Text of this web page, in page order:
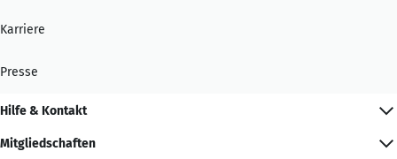
Karriere
Presse
Hilfe & Kontakt
Mitgliedschaften